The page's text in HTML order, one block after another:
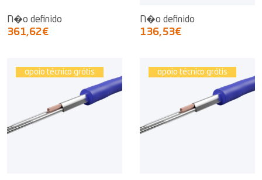
N�o definido
361,62€
N�o definido
136,53€
apoio técnico grátis apoio técnico grátis